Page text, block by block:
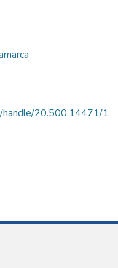
handle/20.500.14471/1